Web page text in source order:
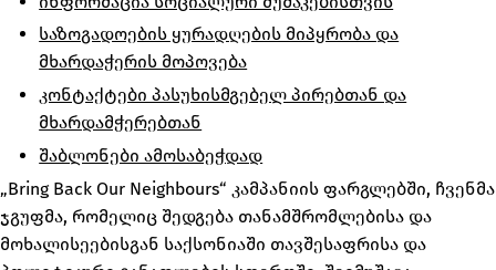
საზოგადოების ყურადღების მიპყრობა და
მხარდაჭერის მოპოვება
კონტაქტები პასუხისმგებელ პირებთან და
მხარდამჭერებთან
შაბლონები ამოსაბეჭდად
„Bring Back Our Neighbours“ კამპანიის ფარგლებში, ჩვენმა
ჯგუფმა, რომელიც შედგება თანამშრომლებისა და
მოხალისეებისგან საქსონიაში თავშესაფრისა და